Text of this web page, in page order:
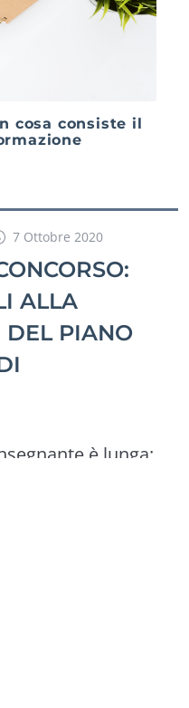
cosa consiste il
7 Ottobre 2020
ALLA
DEL PIANO
è lunga: